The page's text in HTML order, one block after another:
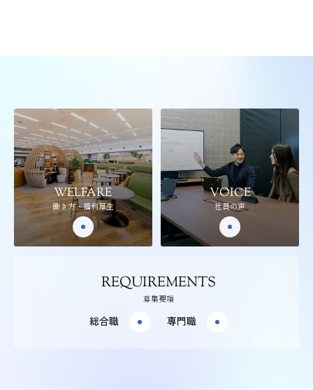
WELFARE
働き方・福利厚生
VOICE
社員の声
REQUIREMENTS
募集要項
総合職 専門職